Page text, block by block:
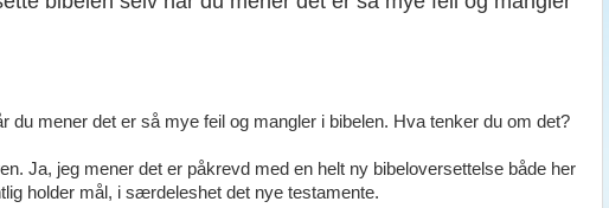
mener det er så mye feil og mangler i bibelen. Hva tenker du om det?
Ja, jeg mener det er påkrevd med en helt ny bibeloversettelse både her
holder mål, i særdeleshet det nye testamente.